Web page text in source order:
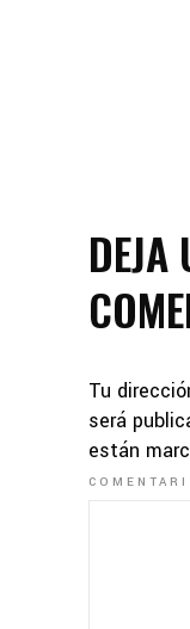
DEJA
Tu
será
están